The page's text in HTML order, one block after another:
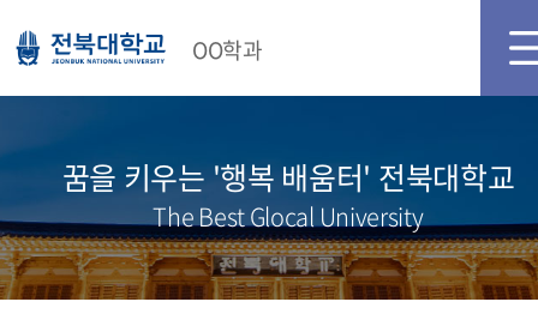
OO학과
꿈을 키우는 '행복 배움터' 전북대학교
The Best Glocal University